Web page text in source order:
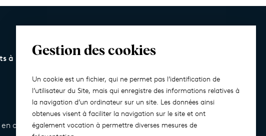
à
qualité de Société de gestion de portefeuille le 15 avril 2013
Gestion des cookies
Un cookie est un fichier, qui ne permet pas l’identification de
l’utilisateur du Site, mais qui enregistre des informations relatives à
la navigation d’un ordinateur sur un site. Les données ainsi
obtenues visent à faciliter la navigation sur le site et ont
également vocation à permettre diverses mesures de